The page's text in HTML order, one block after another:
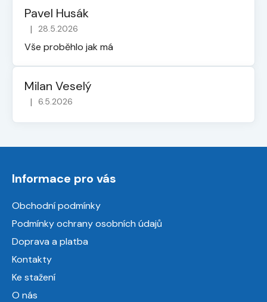
Pavel Husák
Hodnocení obchodu je 5 z 5 hvězdiček.
| 28.5.2026
Vše proběhlo jak má
Milan Veselý
Hodnocení obchodu je 5 z 5 hvězdiček.
| 6.5.2026
Informace pro vás
Obchodní podmínky
Podmínky ochrany osobních údajů
Doprava a platba
Kontakty
Ke stažení
O nás